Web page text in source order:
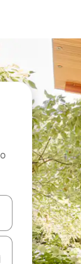
koristeći se